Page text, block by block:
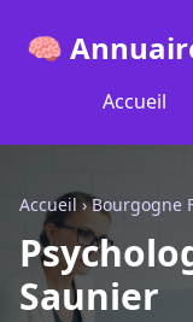
🧠
Accueil
Accueil ›Bourgogne
Saunier